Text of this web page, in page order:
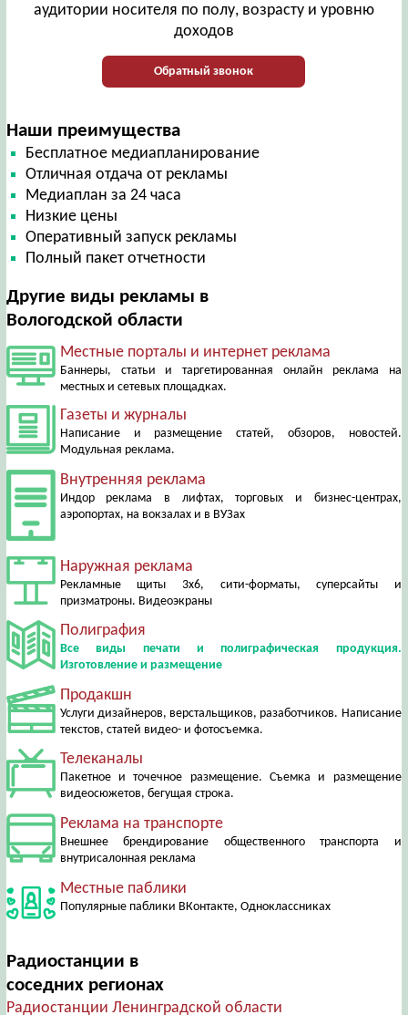
аудитории носителя по полу, возрасту и уровню
доходов
Обратный звонок
Наши преимущества
Бесплатное медиапланирование
Отличная отдача от рекламы
Медиаплан за 24 часа
Низкие цены
Оперативный запуск рекламы
Полный пакет отчетности
Другие виды рекламы в
Вологодской области
Местные порталы и интернет реклама
Баннеры, статьи и таргетированная онлайн реклама на
местных и сетевых площадках.
Газеты и журналы
Написание и размещение статей, обзоров, новостей.
Модульная реклама.
Внутренняя реклама
Индор реклама в лифтах, торговых и бизнес-центрах,
аэропортах, на вокзалах и в ВУЗах
Наружная реклама
Рекламные щиты 3х6, сити-форматы, суперсайты и
призматроны. Видеоэкраны
Полиграфия
Все виды печати и полиграфическая продукция.
Изготовление и размещение
Продакшн
Услуги дизайнеров, верстальщиков, разаботчиков. Написание
текстов, статей видео- и фотосъемка.
Телеканалы
Пакетное и точечное размещение. Съемка и размещение
видеосюжетов, бегущая строка.
Реклама на транспорте
Внешнее брендирование общественного транспорта и
внутрисалонная реклама
Местные паблики
Популярные паблики ВКонтакте, Одноклассниках
Радиостанции в
соседних регионах
Радиостанции Ленинградской области